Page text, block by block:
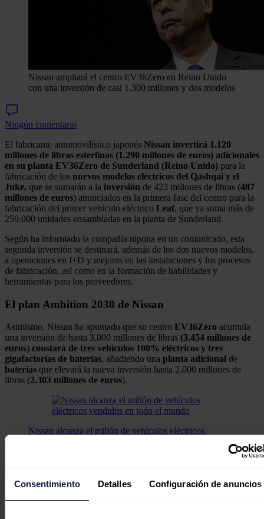
Consentimiento Detalles Configuración de anuncios
Nissan ampliará el centro EV36Zero en Reino Unido
con una inversión de casi 1.300 millones y dos modelos
Ningún comentario
El fabricante automovilístico japonés Nissan invertirá 1.120
millones de libras esterlinas (1.290 millones de euros) adicionales
en su planta EV36Zero de Sunderland (Reino Unido) para la
fabricación de los nuevos modelos eléctricos del Qashqai y el
Juke, que se sumarán a la inversión de 423 millones de libras (487
millones de euros) anunciados en la primera fase del centro para la
fabricación del primer vehículo eléctrico Leaf, que ya suma más de
250.000 unidades ensambladas en la planta de Sunderland.
Según ha informado la compañía nipona en un comunicado, esta
segunda inversión se destinará, además de los dos nuevos modelos,
a operaciones en I+D y mejoras en las instalaciones y los procesos
de fabricación, así como en la formación de habilidades y
herramientas para los proveedores.
El plan Ambition 2030 de Nissan
Asimismo, Nissan ha apuntado que su centro EV36Zero acumula
una inversión de hasta 3.000 millones de libras (3.454 millones de
euros) constará de tres vehículos 100% eléctricos y tres
gigafactorías de baterías, añadiendo una planta adicional de
baterías que elevará la nueva inversión hasta 2.000 millones de
libras (2.303 millones de euros).
Nissan alcanza el millón de vehículos eléctricos
que la compañía confirmó que todos sus coches nuevos serán